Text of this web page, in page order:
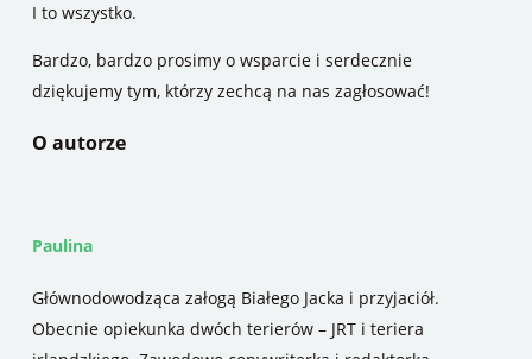
I to wszystko.
Bardzo, bardzo prosimy o wsparcie i serdecznie
dziękujemy tym, którzy zechcą na nas zagłosować!
O autorze
Paulina
Głównodowodząca załogą Białego Jacka i przyjaciół.
Obecnie opiekunka dwóch terierów – JRT i teriera